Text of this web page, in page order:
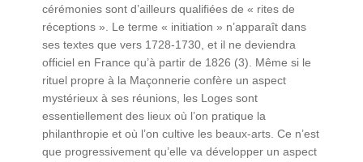
cérémonies sont d’ailleurs qualifiées de « rites de
réceptions ». Le terme « initiation » n’apparaît dans
ses textes que vers 1728-1730, et il ne deviendra
officiel en France qu’à partir de 1826 (3). Même si le
rituel propre à la Maçonnerie confère un aspect
mystérieux à ses réunions, les Loges sont
essentiellement des lieux où l’on pratique la
philanthropie et où l’on cultive les beaux-arts. Ce n’est
que progressivement qu’elle va développer un aspect